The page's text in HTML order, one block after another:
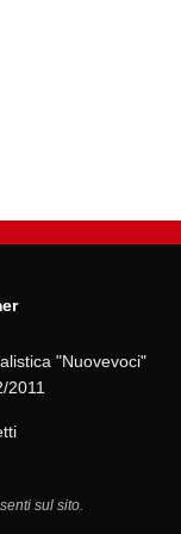
"Nuovevoci"
2011
sul sito.